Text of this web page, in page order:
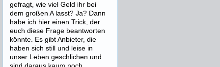
gefragt, wie viel Geld ihr bei
dem großen A lasst? Ja? Dann
habe ich hier einen Trick, der
euch diese Frage beantworten
könnte. Es gibt Anbieter, die
haben sich still und leise in
unser Leben geschlichen und